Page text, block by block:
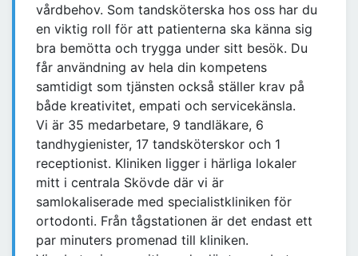
vårdbehov. Som tandsköterska hos oss har du
en viktig roll för att patienterna ska känna sig
bra bemötta och trygga under sitt besök. Du
får användning av hela din kompetens
samtidigt som tjänsten också ställer krav på
både kreativitet, empati och servicekänsla.
Vi är 35 medarbetare, 9 tandläkare, 6
tandhygienister, 17 tandsköterskor och 1
receptionist. Kliniken ligger i härliga lokaler
mitt i centrala Skövde där vi är
samlokaliserade med specialistkliniken för
ortodonti. Från tågstationen är det endast ett
par minuters promenad till kliniken.